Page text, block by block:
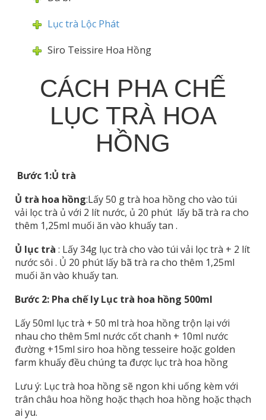
Lục trà Lộc Phát
Siro Teissire Hoa Hồng
CÁCH PHA CHẾ
LỤC TRÀ HOA
HỒNG
Bước 1:Ủ trà
Ủ trà hoa hồng:Lấy 50 g trà hoa hồng cho vào túi
vải lọc trà ủ với 2 lít nước, ủ 20 phút lấy bã trà ra cho
thêm 1,25ml muối ăn vào khuấy tan .
Ủ lục trà : Lấy 34g lục trà cho vào túi vải lọc trà + 2 lít
nước sôi . Ủ 20 phút lấy bã trà ra cho thêm 1,25ml
muối ăn vào khuấy tan.
Bước 2: Pha chế ly Lục trà hoa hồng 500ml
Lấy 50ml lục trà + 50 ml trà hoa hồng trộn lại với
nhau cho thêm 5ml nước cốt chanh + 10ml nước
đường +15ml siro hoa hồng tesseire hoặc golden
farm khuấy đều chúng ta được lục trà hoa hồng
Lưu ý: Lục trà hoa hồng sẽ ngon khi uống kèm với
trân châu hoa hồng hoặc thạch hoa hồng hoặc thạch
ai yu.